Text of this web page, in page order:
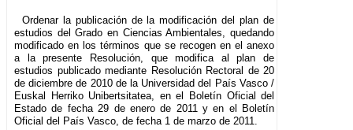
Ordenar la publicación de la modificación del plan de
estudios del Grado en Ciencias Ambientales, quedando
modificado en los términos que se recogen en el anexo
a la presente Resolución, que modifica al plan de
estudios publicado mediante Resolución Rectoral de 20
de diciembre de 2010 de la Universidad del País Vasco /
Euskal Herriko Unibertsitatea, en el Boletín Oficial del
Estado de fecha 29 de enero de 2011 y en el Boletín
Oficial del País Vasco, de fecha 1 de marzo de 2011.